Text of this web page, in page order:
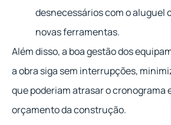
desnecessários com o aluguel
novas ferramentas.
Além disso, a boa gestão dos
a obra siga sem interrupções,
que poderiam atrasar o cronograma
orçamento da construção.